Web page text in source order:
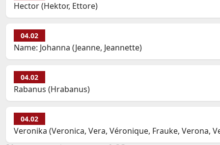
Hector (Hektor, Ettore)
04.02
Name: Johanna (Jeanne, Jeannette)
04.02
Rabanus (Hrabanus)
04.02
Veronika (Veronica, Vera, Véronique, Frauke, Verona,